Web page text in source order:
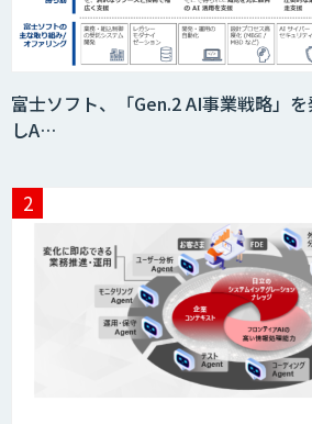
富士ソフト、「Gen.2 AI事業戦略」
しA…